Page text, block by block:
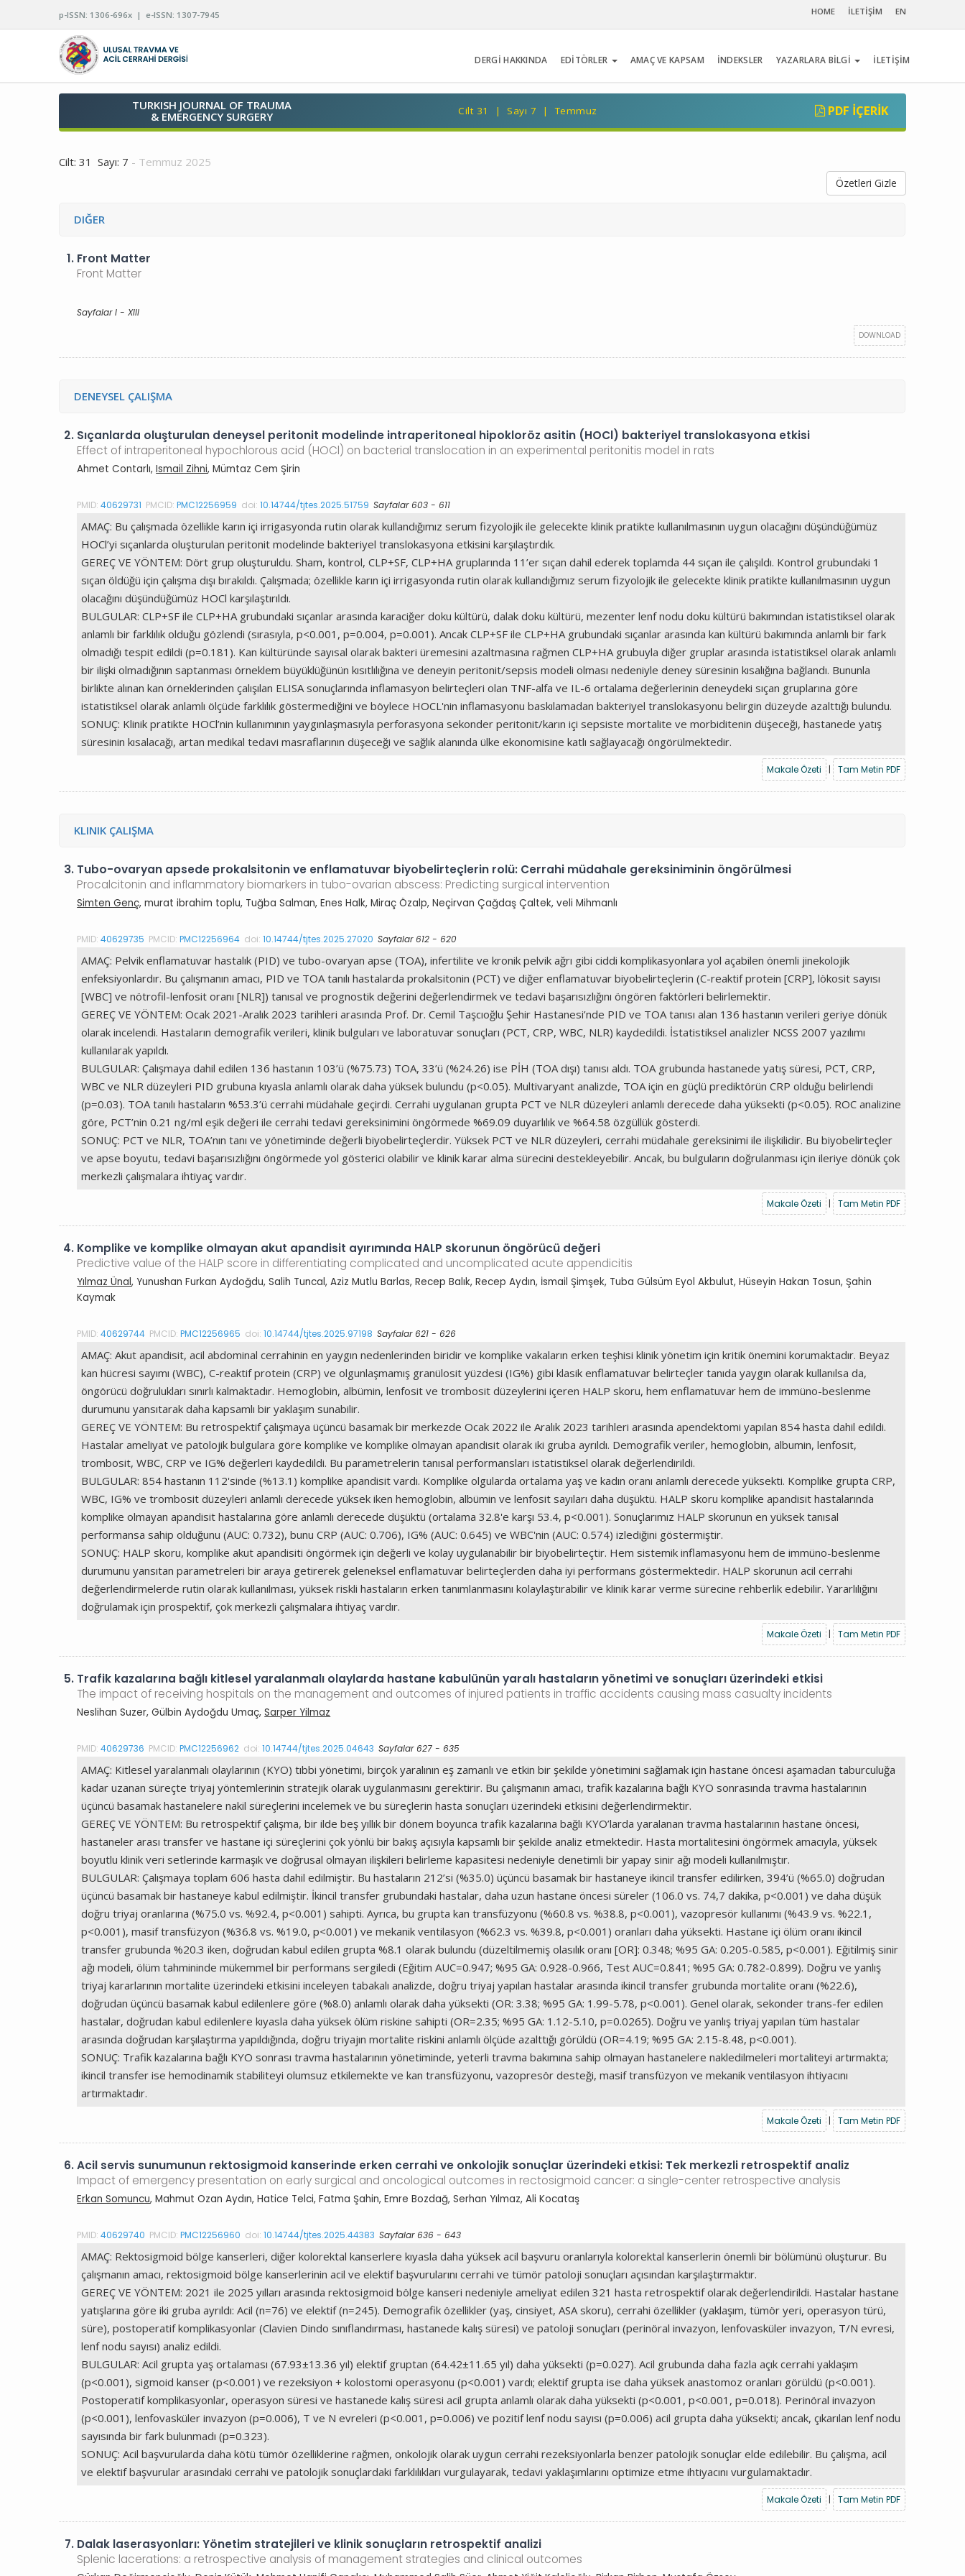
p-ISSN: 1306-696x | e-ISSN: 1307-7945 HOME İLETİŞİM EN
DERGİ HAKKINDA EDİTÖRLER AMAÇ VE KAPSAM İNDEKSLER YAZARLARA BİLGİ İLETİŞİM
TURKISH JOURNAL OF TRAUMA
& EMERGENCY SURGERY
Cilt 31 | Sayı 7 | Temmuz PDF İÇERIK
Cilt: 31 Sayı: 7 - Temmuz 2025
Özetleri Gizle
DIĞER
1. Front Matter
Front Matter
Sayfalar I - XIII
DOWNLOAD
DENEYSEL ÇALIŞMA
2. Sıçanlarda oluşturulan deneysel peritonit modelinde intraperitoneal hipokloröz asitin (HOCl) bakteriyel translokasyona etkisi
Effect of intraperitoneal hypochlorous acid (HOCl) on bacterial translocation in an experimental peritonitis model in rats
Ahmet Contarlı,Ismail Zihni, Mümtaz Cem Şirin
PMID:40629731 PMCID:PMC12256959 doi:10.14744/tjtes.2025.51759 Sayfalar 603 - 611
AMAÇ: Bu çalışmada özellikle karın içi irrigasyonda rutin olarak kullandığımız serum fizyolojik ile gelecekte klinik pratikte kullanılmasının uygun olacağını düşündüğümüz
HOCl’yi sıçanlarda oluşturulan peritonit modelinde bakteriyel translokasyona etkisini karşılaştırdık.
GEREÇ VE YÖNTEM: Dört grup oluşturuldu. Sham, kontrol, CLP+SF, CLP+HA gruplarında 11’er sıçan dahil ederek toplamda 44 sıçan ile çalışıldı. Kontrol grubundaki 1
sıçan öldüğü için çalışma dışı bırakıldı. Çalışmada; özellikle karın içi irrigasyonda rutin olarak kullandığımız serum fizyolojik ile gelecekte klinik pratikte kullanılmasının uygun
olacağını düşündüğümüz HOCl karşılaştırıldı.
BULGULAR: CLP+SF ile CLP+HA grubundaki sıçanlar arasında karaciğer doku kültürü, dalak doku kültürü, mezenter lenf nodu doku kültürü bakımından istatistiksel olarak
anlamlı bir farklılık olduğu gözlendi (sırasıyla, p<0.001, p=0.004, p=0.001). Ancak CLP+SF ile CLP+HA grubundaki sıçanlar arasında kan kültürü bakımında anlamlı bir fark
olmadığı tespit edildi (p=0.181). Kan kültüründe sayısal olarak bakteri üremesini azaltmasına rağmen CLP+HA grubuyla diğer gruplar arasında istatistiksel olarak anlamlı
bir ilişki olmadığının saptanması örneklem büyüklüğünün kısıtlılığına ve deneyin peritonit/sepsis modeli olması nedeniyle deney süresinin kısalığına bağlandı. Bununla
birlikte alınan kan örneklerinden çalışılan ELISA sonuçlarında inflamasyon belirteçleri olan TNF-alfa ve IL-6 ortalama değerlerinin deneydeki sıçan gruplarına göre
istatistiksel olarak anlamlı ölçüde farklılık göstermediğini ve böylece HOCL'nin inflamasyonu baskılamadan bakteriyel translokasyonu belirgin düzeyde azalttığı bulundu.
SONUÇ: Klinik pratikte HOCl’nin kullanımının yaygınlaşmasıyla perforasyona sekonder peritonit/karın içi sepsiste mortalite ve morbiditenin düşeceği, hastanede yatış
süresinin kısalacağı, artan medikal tedavi masraflarının düşeceği ve sağlık alanında ülke ekonomisine katlı sağlayacağı öngörülmektedir.
Makale Özeti | Tam Metin PDF
KLINIK ÇALIŞMA
3. Tubo-ovaryan apsede prokalsitonin ve enflamatuvar biyobelirteçlerin rolü: Cerrahi müdahale gereksiniminin öngörülmesi
Procalcitonin and inflammatory biomarkers in tubo-ovarian abscess: Predicting surgical intervention
Simten Genç, murat ibrahim toplu, Tuğba Salman, Enes Halk, Miraç Özalp, Neçirvan Çağdaş Çaltek, veli Mihmanlı
PMID:40629735 PMCID:PMC12256964 doi:10.14744/tjtes.2025.27020 Sayfalar 612 - 620
AMAÇ: Pelvik enflamatuvar hastalık (PID) ve tubo-ovaryan apse (TOA), infertilite ve kronik pelvik ağrı gibi ciddi komplikasyonlara yol açabilen önemli jinekolojik
enfeksiyonlardır. Bu çalışmanın amacı, PID ve TOA tanılı hastalarda prokalsitonin (PCT) ve diğer enflamatuvar biyobelirteçlerin (C-reaktif protein [CRP], lökosit sayısı
[WBC] ve nötrofil-lenfosit oranı [NLR]) tanısal ve prognostik değerini değerlendirmek ve tedavi başarısızlığını öngören faktörleri belirlemektir.
GEREÇ VE YÖNTEM: Ocak 2021-Aralık 2023 tarihleri arasında Prof. Dr. Cemil Taşcıoğlu Şehir Hastanesi’nde PID ve TOA tanısı alan 136 hastanın verileri geriye dönük
olarak incelendi. Hastaların demografik verileri, klinik bulguları ve laboratuvar sonuçları (PCT, CRP, WBC, NLR) kaydedildi. İstatistiksel analizler NCSS 2007 yazılımı
kullanılarak yapıldı.
BULGULAR: Çalışmaya dahil edilen 136 hastanın 103’ü (%75.73) TOA, 33’ü (%24.26) ise PİH (TOA dışı) tanısı aldı. TOA grubunda hastanede yatış süresi, PCT, CRP,
WBC ve NLR düzeyleri PID grubuna kıyasla anlamlı olarak daha yüksek bulundu (p<0.05). Multivaryant analizde, TOA için en güçlü prediktörün CRP olduğu belirlendi
(p=0.03). TOA tanılı hastaların %53.3’ü cerrahi müdahale geçirdi. Cerrahi uygulanan grupta PCT ve NLR düzeyleri anlamlı derecede daha yüksekti (p<0.05). ROC analizine
göre, PCT’nin 0.21 ng/ml eşik değeri ile cerrahi tedavi gereksinimini öngörmede %69.09 duyarlılık ve %64.58 özgüllük gösterdi.
SONUÇ: PCT ve NLR, TOA’nın tanı ve yönetiminde değerli biyobelirteçlerdir. Yüksek PCT ve NLR düzeyleri, cerrahi müdahale gereksinimi ile ilişkilidir. Bu biyobelirteçler
ve apse boyutu, tedavi başarısızlığını öngörmede yol gösterici olabilir ve klinik karar alma sürecini destekleyebilir. Ancak, bu bulguların doğrulanması için ileriye dönük çok
merkezli çalışmalara ihtiyaç vardır.
Makale Özeti | Tam Metin PDF
4. Komplike ve komplike olmayan akut apandisit ayırımında HALP skorunun öngörücü değeri
Predictive value of the HALP score in differentiating complicated and uncomplicated acute appendicitis
Yılmaz Ünal, Yunushan Furkan Aydoğdu, Salih Tuncal, Aziz Mutlu Barlas, Recep Balık, Recep Aydın, İsmail Şimşek, Tuba Gülsüm Eyol Akbulut, Hüseyin Hakan Tosun, Şahin
Kaymak
PMID:40629744 PMCID:PMC12256965 doi:10.14744/tjtes.2025.97198 Sayfalar 621 - 626
AMAÇ: Akut apandisit, acil abdominal cerrahinin en yaygın nedenlerinden biridir ve komplike vakaların erken teşhisi klinik yönetim için kritik önemini korumaktadır. Beyaz
kan hücresi sayımı (WBC), C-reaktif protein (CRP) ve olgunlaşmamış granülosit yüzdesi (IG%) gibi klasik enflamatuvar belirteçler tanıda yaygın olarak kullanılsa da,
öngörücü doğrulukları sınırlı kalmaktadır. Hemoglobin, albümin, lenfosit ve trombosit düzeylerini içeren HALP skoru, hem enflamatuvar hem de immüno-beslenme
durumunu yansıtarak daha kapsamlı bir yaklaşım sunabilir.
GEREÇ VE YÖNTEM: Bu retrospektif çalışmaya üçüncü basamak bir merkezde Ocak 2022 ile Aralık 2023 tarihleri arasında apendektomi yapılan 854 hasta dahil edildi.
Hastalar ameliyat ve patolojik bulgulara göre komplike ve komplike olmayan apandisit olarak iki gruba ayrıldı. Demografik veriler, hemoglobin, albumin, lenfosit,
trombosit, WBC, CRP ve IG% değerleri kaydedildi. Bu parametrelerin tanısal performansları istatistiksel olarak değerlendirildi.
BULGULAR: 854 hastanın 112'sinde (%13.1) komplike apandisit vardı. Komplike olgularda ortalama yaş ve kadın oranı anlamlı derecede yüksekti. Komplike grupta CRP,
WBC, IG% ve trombosit düzeyleri anlamlı derecede yüksek iken hemoglobin, albümin ve lenfosit sayıları daha düşüktü. HALP skoru komplike apandisit hastalarında
komplike olmayan apandisit hastalarına göre anlamlı derecede düşüktü (ortalama 32.8'e karşı 53.4, p<0.001). Sonuçlarımız HALP skorunun en yüksek tanısal
performansa sahip olduğunu (AUC: 0.732), bunu CRP (AUC: 0.706), IG% (AUC: 0.645) ve WBC'nin (AUC: 0.574) izlediğini göstermiştir.
SONUÇ: HALP skoru, komplike akut apandisiti öngörmek için değerli ve kolay uygulanabilir bir biyobelirteçtir. Hem sistemik inflamasyonu hem de immüno-beslenme
durumunu yansıtan parametreleri bir araya getirerek geleneksel enflamatuvar belirteçlerden daha iyi performans göstermektedir. HALP skorunun acil cerrahi
değerlendirmelerde rutin olarak kullanılması, yüksek riskli hastaların erken tanımlanmasını kolaylaştırabilir ve klinik karar verme sürecine rehberlik edebilir. Yararlılığını
doğrulamak için prospektif, çok merkezli çalışmalara ihtiyaç vardır.
Makale Özeti | Tam Metin PDF
5. Trafik kazalarına bağlı kitlesel yaralanmalı olaylarda hastane kabulünün yaralı hastaların yönetimi ve sonuçları üzerindeki etkisi
The impact of receiving hospitals on the management and outcomes of injured patients in traffic accidents causing mass casualty incidents
Neslihan Suzer, Gülbin Aydoğdu Umaç,Sarper Yilmaz
PMID:40629736 PMCID:PMC12256962 doi:10.14744/tjtes.2025.04643 Sayfalar 627 - 635
AMAÇ: Kitlesel yaralanmalı olaylarının (KYO) tıbbi yönetimi, birçok yaralının eş zamanlı ve etkin bir şekilde yönetimini sağlamak için hastane öncesi aşamadan taburculuğa
kadar uzanan süreçte triyaj yöntemlerinin stratejik olarak uygulanmasını gerektirir. Bu çalışmanın amacı, trafik kazalarına bağlı KYO sonrasında travma hastalarının
üçüncü basamak hastanelere nakil süreçlerini incelemek ve bu süreçlerin hasta sonuçları üzerindeki etkisini değerlendirmektir.
GEREÇ VE YÖNTEM: Bu retrospektif çalışma, bir ilde beş yıllık bir dönem boyunca trafik kazalarına bağlı KYO’larda yaralanan travma hastalarının hastane öncesi,
hastaneler arası transfer ve hastane içi süreçlerini çok yönlü bir bakış açısıyla kapsamlı bir şekilde analiz etmektedir. Hasta mortalitesini öngörmek amacıyla, yüksek
boyutlu klinik veri setlerinde karmaşık ve doğrusal olmayan ilişkileri belirleme kapasitesi nedeniyle denetimli bir yapay sinir ağı modeli kullanılmıştır.
BULGULAR: Çalışmaya toplam 606 hasta dahil edilmiştir. Bu hastaların 212’si (%35.0) üçüncü basamak bir hastaneye ikincil transfer edilirken, 394’ü (%65.0) doğrudan
üçüncü basamak bir hastaneye kabul edilmiştir. İkincil transfer grubundaki hastalar, daha uzun hastane öncesi süreler (106.0 vs. 74,7 dakika, p<0.001) ve daha düşük
doğru triyaj oranlarına (%75.0 vs. %92.4, p<0.001) sahipti. Ayrıca, bu grupta kan transfüzyonu (%60.8 vs. %38.8, p<0.001), vazopresör kullanımı (%43.9 vs. %22.1,
p<0.001), masif transfüzyon (%36.8 vs. %19.0, p<0.001) ve mekanik ventilasyon (%62.3 vs. %39.8, p<0.001) oranları daha yüksekti. Hastane içi ölüm oranı ikincil
transfer grubunda %20.3 iken, doğrudan kabul edilen grupta %8.1 olarak bulundu (düzeltilmemiş olasılık oranı [OR]: 0.348; %95 GA: 0.205-0.585, p<0.001). Eğitilmiş sinir
ağı modeli, ölüm tahmininde mükemmel bir performans sergiledi (Eğitim AUC=0.947; %95 GA: 0.928-0.966, Test AUC=0.841; %95 GA: 0.782-0.899). Doğru ve yanlış
triyaj kararlarının mortalite üzerindeki etkisini inceleyen tabakalı analizde, doğru triyaj yapılan hastalar arasında ikincil transfer grubunda mortalite oranı (%22.6),
doğrudan üçüncü basamak kabul edilenlere göre (%8.0) anlamlı olarak daha yüksekti (OR: 3.38; %95 GA: 1.99-5.78, p<0.001). Genel olarak, sekonder trans-fer edilen
hastalar, doğrudan kabul edilenlere kıyasla daha yüksek ölüm riskine sahipti (OR=2.35; %95 GA: 1.12-5.10, p=0.0265). Doğru ve yanlış triyaj yapılan tüm hastalar
arasında doğrudan karşılaştırma yapıldığında, doğru triyajın mortalite riskini anlamlı ölçüde azalttığı görüldü (OR=4.19; %95 GA: 2.15-8.48, p<0.001).
SONUÇ: Trafik kazalarına bağlı KYO sonrası travma hastalarının yönetiminde, yeterli travma bakımına sahip olmayan hastanelere nakledilmeleri mortaliteyi artırmakta;
ikincil transfer ise hemodinamik stabiliteyi olumsuz etkilemekte ve kan transfüzyonu, vazopresör desteği, masif transfüzyon ve mekanik ventilasyon ihtiyacını
artırmaktadır.
Makale Özeti | Tam Metin PDF
6.Acil servis sunumunun rektosigmoid kanserinde erken cerrahi ve onkolojik sonuçlar üzerindeki etkisi: Tek merkezli retrospektif analiz
Impact of emergency presentation on early surgical and oncological outcomes in rectosigmoid cancer: a single-center retrospective analysis
Erkan Somuncu, Mahmut Ozan Aydın, Hatice Telci, Fatma Şahin, Emre Bozdağ, Serhan Yılmaz, Ali Kocataş
PMID:40629740 PMCID:PMC12256960 doi:10.14744/tjtes.2025.44383 Sayfalar 636 - 643
AMAÇ: Rektosigmoid bölge kanserleri, diğer kolorektal kanserlere kıyasla daha yüksek acil başvuru oranlarıyla kolorektal kanserlerin önemli bir bölümünü oluşturur. Bu
çalışmanın amacı, rektosigmoid bölge kanserlerinin acil ve elektif başvurularını cerrahi ve tümör patoloji sonuçları açısından karşılaştırmaktır.
GEREÇ VE YÖNTEM: 2021 ile 2025 yılları arasında rektosigmoid bölge kanseri nedeniyle ameliyat edilen 321 hasta retrospektif olarak değerlendirildi. Hastalar hastane
yatışlarına göre iki gruba ayrıldı: Acil (n=76) ve elektif (n=245). Demografik özellikler (yaş, cinsiyet, ASA skoru), cerrahi özellikler (yaklaşım, tümör yeri, operasyon türü,
süre), postoperatif komplikasyonlar (Clavien Dindo sınıflandırması, hastanede kalış süresi) ve patoloji sonuçları (perinöral invazyon, lenfovasküler invazyon, T/N evresi,
lenf nodu sayısı) analiz edildi.
BULGULAR: Acil grupta yaş ortalaması (67.93±13.36 yıl) elektif gruptan (64.42±11.65 yıl) daha yüksekti (p=0.027). Acil grubunda daha fazla açık cerrahi yaklaşım
(p<0.001), sigmoid kanser (p<0.001) ve rezeksiyon + kolostomi operasyonu (p<0.001) vardı; elektif grupta ise daha yüksek anastomoz oranları görüldü (p<0.001).
Postoperatif komplikasyonlar, operasyon süresi ve hastanede kalış süresi acil grupta anlamlı olarak daha yüksekti (p<0.001, p<0.001, p=0.018). Perinöral invazyon
(p<0.001), lenfovasküler invazyon (p=0.006), T ve N evreleri (p<0.001, p=0.006) ve pozitif lenf nodu sayısı (p=0.006) acil grupta daha yüksekti; ancak, çıkarılan lenf nodu
sayısında bir fark bulunmadı (p=0.323).
SONUÇ: Acil başvurularda daha kötü tümör özelliklerine rağmen, onkolojik olarak uygun cerrahi rezeksiyonlarla benzer patolojik sonuçlar elde edilebilir. Bu çalışma, acil
ve elektif başvurular arasındaki cerrahi ve patolojik sonuçlardaki farklılıkları vurgulayarak, tedavi yaklaşımlarını optimize etme ihtiyacını vurgulamaktadır.
Makale Özeti | Tam Metin PDF
7. Dalak laserasyonları: Yönetim stratejileri ve klinik sonuçların retrospektif analizi
Splenic lacerations: a retrospective analysis of management strategies and clinical outcomes